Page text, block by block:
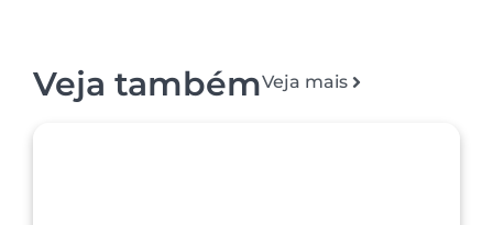
Veja tambémVeja mais